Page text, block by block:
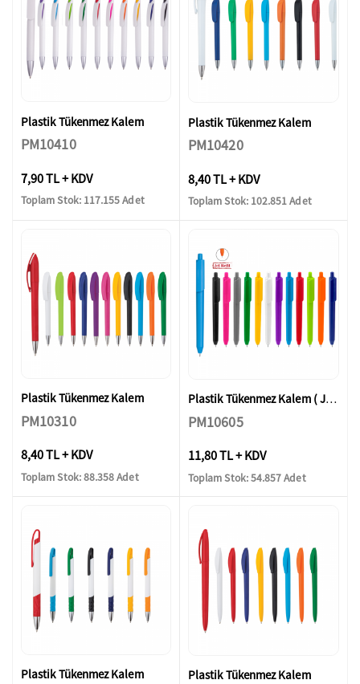
Plastik Tükenmez Kalem
PM10410
7,90 TL + KDV
Toplam Stok: 117.155 Adet
Plastik Tükenmez Kalem
PM10420
8,40 TL + KDV
Toplam Stok: 102.851 Adet
Plastik Tükenmez Kalem
PM10310
8,40 TL + KDV
Toplam Stok: 88.358 Adet
Plastik Tükenmez Kalem ( Jel Refil )
PM10605
11,80 TL + KDV
Toplam Stok: 54.857 Adet
Plastik Tükenmez Kalem Plastik Tükenmez Kalem